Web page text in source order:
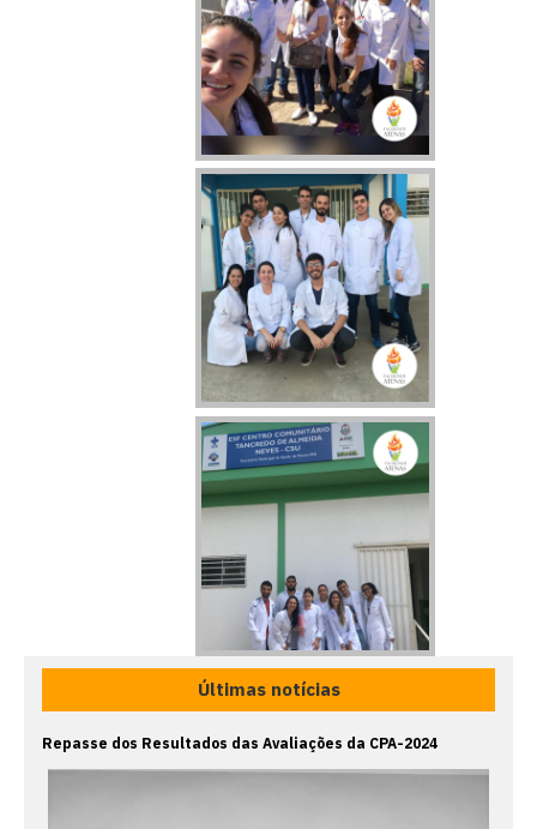
Últimas notícias
Repasse dos Resultados das Avaliações da CPA-2024